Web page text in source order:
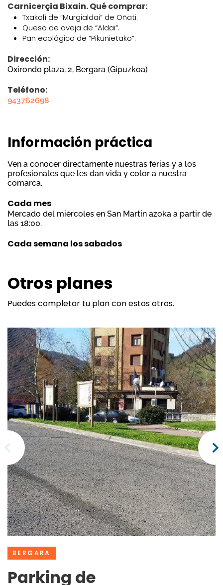
Carnicerçia Bixain. Qué comprar:
Txakolí de ”Murgialdai” de Oñati.
Queso de oveja de “Aldai”.
Pan ecológico de “Pikunietako”.
Dirección:
Oxirondo plaza, 2, Bergara (Gipuzkoa)
Teléfono:
943762698
Información práctica
Ven a conocer directamente nuestras ferias y a los
profesionales que les dan vida y color a nuestra
comarca.
Cada mes
Mercado del miércoles en San Martin azoka a partir de
las 18:00.
Cada semana los sabados
Otros planes
Puedes completar tu plan con estos otros.
BERGARA
Parking de